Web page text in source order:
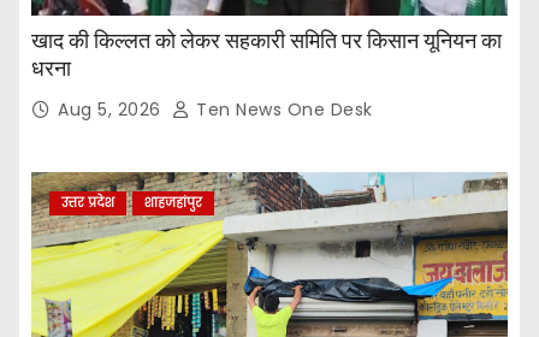
खाद की किल्लत को लेकर सहकारी समिति पर किसान यूनियन का
धरना
Aug 5, 2026 Ten News One Desk
उत्तर प्रदेश शाहजहांपुर